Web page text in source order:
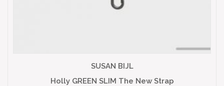
SUSAN BIJL
Holly GREEN SLIM The New Strap